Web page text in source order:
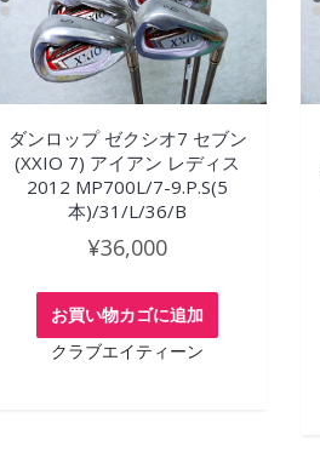
ダンロップ ゼクシオ7 セブン
(XXIO 7) アイアン レディス
2012 MP700L/7-9.P.S(5
本)/31/L/36/B
¥36,000
お買い物カゴに追加
クラブエイティーン